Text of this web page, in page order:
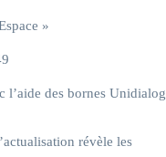
»
l’aide des bornes Unidialog
révèle les